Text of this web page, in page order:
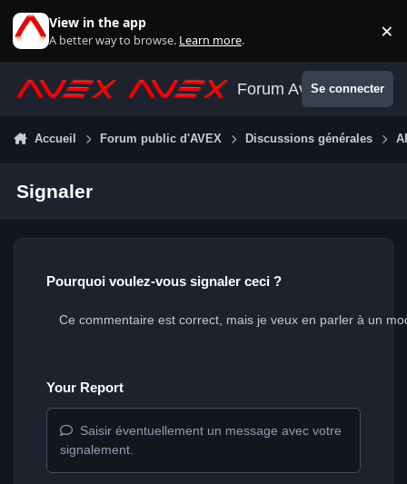
View in the app
A better way to browse. Learn more. ×
Forum AvexSe connecter
Accueil Forum public d'AVEX Discussions générales
Signaler
Pourquoi voulez-vous signaler ceci ?
Your Report
Saisir éventuellement un message avec votre
signalement.